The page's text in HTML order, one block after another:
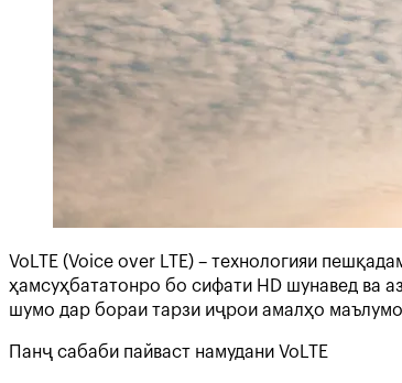
VoLTE (Voice over LTE) – технологияи
ҳамсуҳбататонро бо сифати HD шунавед ва
шумо дар бораи тарзи иҷрои амалҳо
Панҷ сабаби пайваст намудани VoLTE